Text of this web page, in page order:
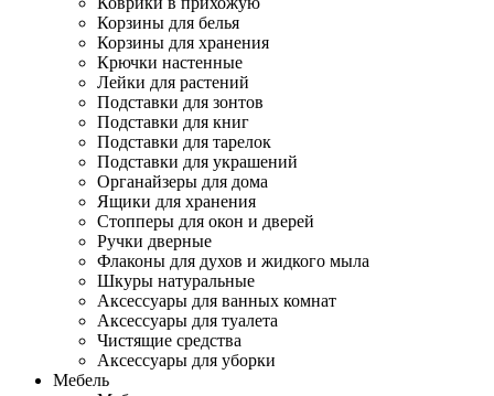
Корзины для белья
Корзины для хранения
Крючки настенные
Лейки для растений
Подставки для зонтов
Подставки для книг
Подставки для тарелок
Подставки для украшений
Органайзеры для дома
Ящики для хранения
Стопперы для окон и дверей
Ручки дверные
Флаконы для духов и жидкого мыла
Шкуры натуральные
Аксессуары для ванных комнат
Аксессуары для туалета
Чистящие средства
Аксессуары для уборки
Мебель